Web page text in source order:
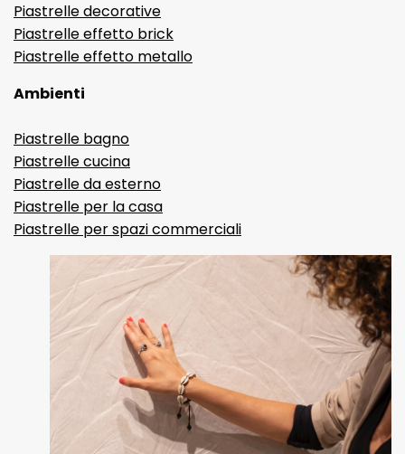
Piastrelle decorative
Piastrelle effetto brick
Piastrelle effetto metallo
Ambienti
Piastrelle bagno
Piastrelle cucina
Piastrelle da esterno
Piastrelle per la casa
Piastrelle per spazi commerciali